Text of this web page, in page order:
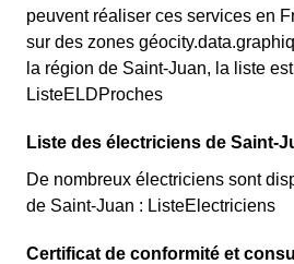
peuvent réaliser ces services en
sur des zones
la région de Saint-Juan, la liste
ListeELDProches
Liste des électriciens de Saint-
De nombreux électriciens sont
de Saint-Juan : ListeElectriciens
Certificat de conformité et